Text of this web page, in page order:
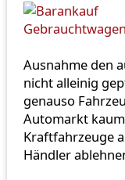
Ausnahme den
nicht alleinig
genauso
Automarkt
Kraftfahrzeuge
Händler